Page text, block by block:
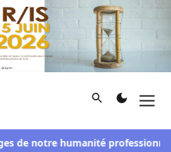
et d'investigation
Rechercher
de notre humanité